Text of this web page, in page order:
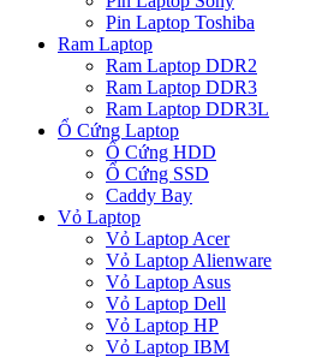
Pin Laptop Toshiba
Ram Laptop
Ram Laptop DDR2
Ram Laptop DDR3
Ram Laptop DDR3L
Ổ Cứng Laptop
Ổ Cứng HDD
Ổ Cứng SSD
Caddy Bay
Vỏ Laptop
Vỏ Laptop Acer
Vỏ Laptop Alienware
Vỏ Laptop Asus
Vỏ Laptop Dell
Vỏ Laptop HP
Vỏ Laptop IBM